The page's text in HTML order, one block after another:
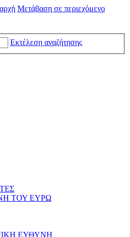
αρχή Μετάβαση σε περιεχόμενο
Εκτέλεση αναζήτησης
ΤΟΥ ΕΥΡΩ
ΕΥΘΥΝΗ